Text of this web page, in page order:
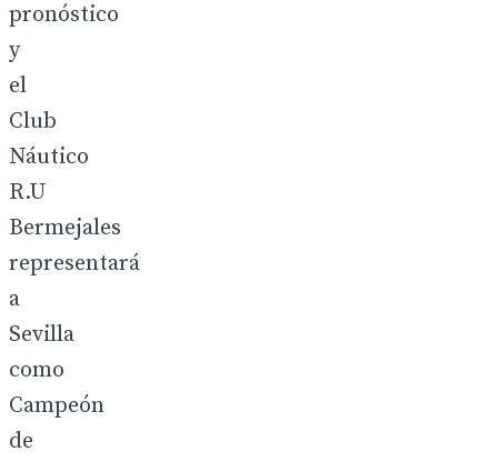
pronóstico
y
el
Club
Náutico
R.U
Bermejales
representará
a
Sevilla
como
Campeón
de